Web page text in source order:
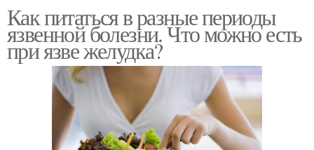
Как питаться в разные периоды
язвенной болезни. Что можно есть
при язве желудка?